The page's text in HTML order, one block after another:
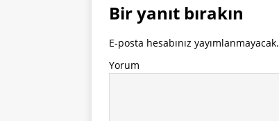
Bir yanıt bırakın
E-posta hesabınız yayımlanmayacak.
Yorum